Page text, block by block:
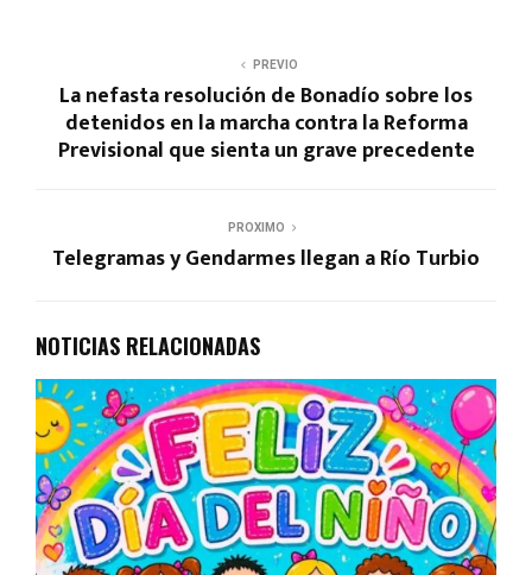
PREVIO
La nefasta resolución de Bonadío sobre los
detenidos en la marcha contra la Reforma
Previsional que sienta un grave precedente
PROXIMO
Telegramas y Gendarmes llegan a Río Turbio
NOTICIAS RELACIONADAS